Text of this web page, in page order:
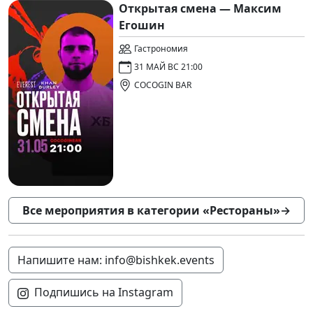
Открытая смена — Максим
Егошин
Гастрономия
31 МАЙ ВС 21:00
COCOGIN BAR
Все мероприятия в категории «Рестораны»→
Напишите нам: info@bishkek.events
Подпишись на Instagram